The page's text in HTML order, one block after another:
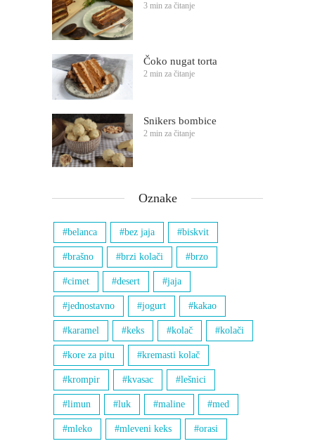
3 min za čitanje
Čoko nugat torta
2 min za čitanje
Snikers bombice
2 min za čitanje
Oznake
belanca bez jaja biskvit
brašno brzi kolači brzo
cimet desert jaja
jednostavno jogurt kakao
karamel keks kolač kolači
kore za pitu kremasti kolač
krompir kvasac lešnici
limun luk maline med
mleko mleveni keks orasi